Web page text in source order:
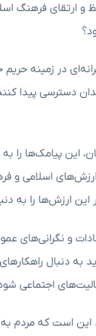
و ارتقای فرهنگ
در زمینه
دسترسی پیدا
این پیامک‌ها را
ارزش‌های اسلامی و
ارزش‌ها را به
و نگرانی‌های
به دنبال
اجتماعی
است که مردم به